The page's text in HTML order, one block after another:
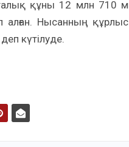
құны 12 млн 710
Нысанның
күтілуде.